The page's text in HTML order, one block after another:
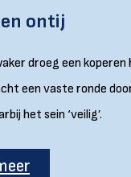
ontij
droeg een koperen
een vaste ronde
het sein ‘veilig’.